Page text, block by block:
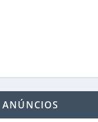
ANÚNCIOS